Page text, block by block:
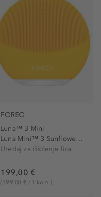
FOREO
Luna™ 3 Mini
Luna Mini™ 3 Sunflower Yellow
Uređaj za čišćenje lica
199,00 €
(199,00 € / 1 kom.)